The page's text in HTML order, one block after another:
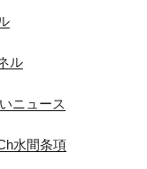
ル
ニュース
水間条項